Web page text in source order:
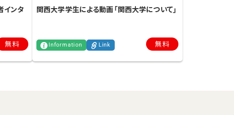
インタ
無料
関西大学学生による動画「関西大学について」
Information Link 無料